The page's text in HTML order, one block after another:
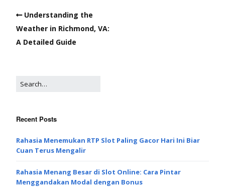
Understanding the
Weather in Richmond, VA:
A Detailed Guide
Recent Posts
Rahasia Menemukan RTP Slot Paling Gacor Hari Ini Biar
Cuan Terus Mengalir
Rahasia Menang Besar di Slot Online: Cara Pintar
Menggandakan Modal dengan Bonus